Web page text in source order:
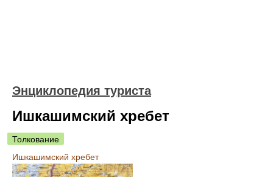
Энциклопедия туриста
Ишкашимский хребет
Толкование
Ишкашимский хребет